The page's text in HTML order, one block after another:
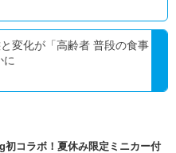
変化が「高齢者 普段の食事
に
コラボ！夏休み限定ミニカー付